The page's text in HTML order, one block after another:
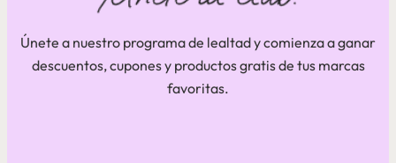
Saber más
...
Saber más
...
Únete a nuestro programa de lealtad y comienza a ganar
descuentos, cupones y productos gratis de tus marcas
favoritas.